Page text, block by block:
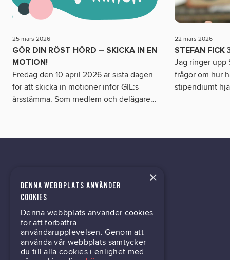
25 mars 2026
GÖR DIN RÖST HÖRD – SKICKA IN EN
MOTION!
Fredag den 10 april 2026 är sista dagen
för att skicka in motioner inför GIL:s
årsstämma. Som medlem och delägare…
22 mars 2026
STEFAN FICK
Jag ringer upp
frågor om hur
stipendiumt
tech@hoy.se
031-63 64 80
Mölndalsvägen 30B
×
DENNA WEBBPLATS ANVÄNDER
COOKIES
Denna webbplats använder cookies
för att förbättra
användarupplevelsen. Genom att
använda vår webbplats samtycker
du till alla cookies i enlighet med